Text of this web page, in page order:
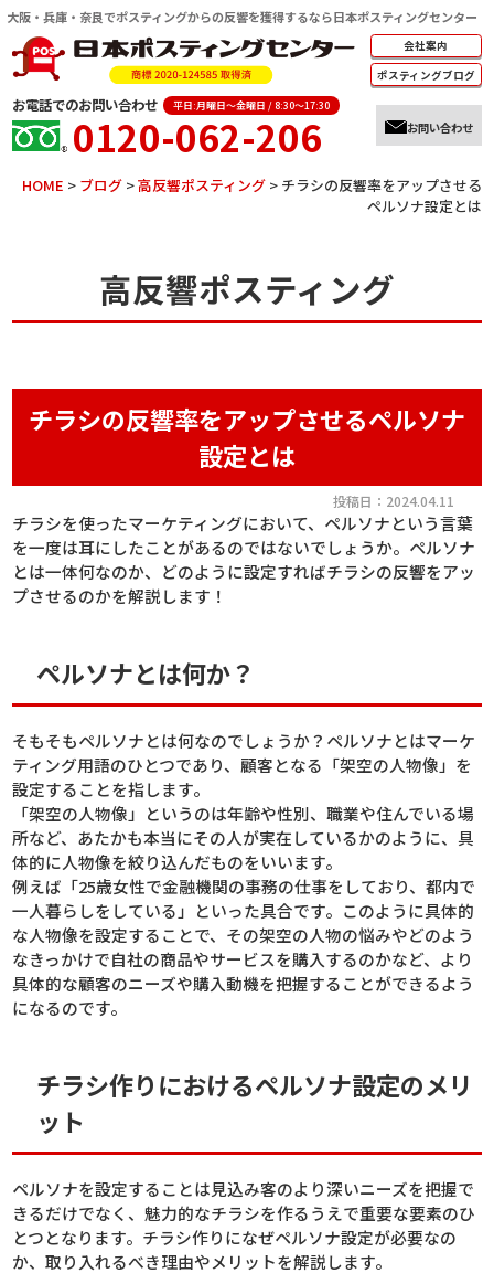
大阪・兵庫・奈良でポスティングからの反響を獲得するなら日本ポスティングセンター
会社案内
ポスティングブログ
お電話でのお問い合わせ 平日:月曜日～金曜日 / 8:30～17:30
0120-062-206 お問い合わせ
HOME > ブログ>高反響ポスティング> チラシの反響率をアップさせる
ペルソナ設定とは
高反響ポスティング
チラシの反響率をアップさせるペルソナ
設定とは
投稿日：2024.04.11
チラシを使ったマーケティングにおいて、ペルソナという言葉
を一度は耳にしたことがあるのではないでしょうか。ペルソナ
とは一体何なのか、どのように設定すればチラシの反響をアッ
プさせるのかを解説します！
ペルソナとは何か？
そもそもペルソナとは何なのでしょうか？ペルソナとはマーケ
ティング用語のひとつであり、顧客となる「架空の人物像」を
設定することを指します。
「架空の人物像」というのは年齢や性別、職業や住んでいる場
所など、あたかも本当にその人が実在しているかのように、具
体的に人物像を絞り込んだものをいいます。
例えば「25歳女性で金融機関の事務の仕事をしており、都内で
一人暮らしをしている」といった具合です。このように具体的
な人物像を設定することで、その架空の人物の悩みやどのよう
なきっかけで自社の商品やサービスを購入するのかなど、より
具体的な顧客のニーズや購入動機を把握することができるよう
になるのです。
チラシ作りにおけるペルソナ設定のメリ
ット
ペルソナを設定することは見込み客のより深いニーズを把握で
きるだけでなく、魅力的なチラシを作るうえで重要な要素のひ
とつとなります。チラシ作りになぜペルソナ設定が必要なの
か、取り入れるべき理由やメリットを解説します。